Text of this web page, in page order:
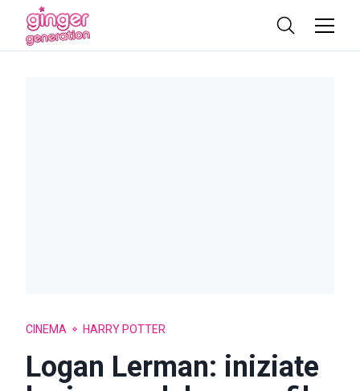
CINEMA HARRY POTTER
Logan Lerman: iniziate